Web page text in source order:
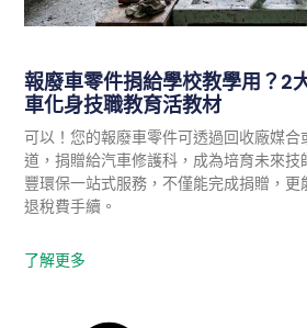
家電回收
機密文件銷毀
資訊設備回收
報廢車零件捐給學校教學用？2
車化身技職教育活教材
可以！您的報廢車零件可透過回收廠媒
道，捐贈給汽車修護科，成為培育未來
豐環保一站式服務，不僅能完成捐贈，
退稅費手續。
了解更多